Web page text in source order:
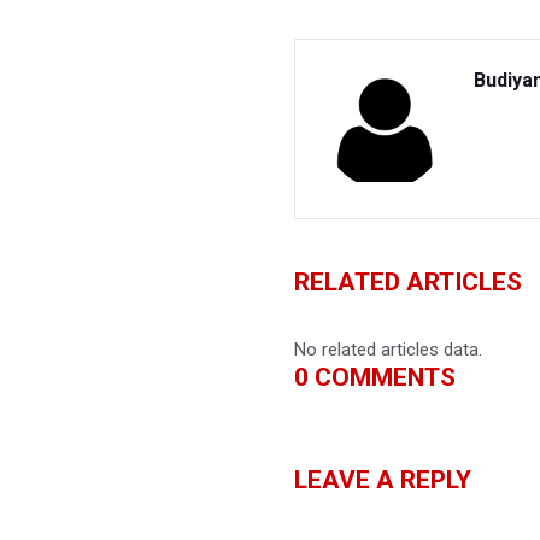
RELATED ARTICLES
No related articles data.
0 COMMENTS
LEAVE A REPLY